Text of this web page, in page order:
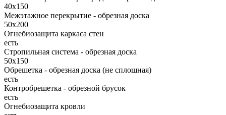
40х150
Межэтажное перекрытие - обрезная доска
50х200
Огнебиозащита каркаса стен
есть
Стропильная система - обрезная доска
50х150
Обрешетка - обрезная доска (не сплошная)
есть
Контробрешетка - обрезной брусок
есть
Огнебиозащита кровли